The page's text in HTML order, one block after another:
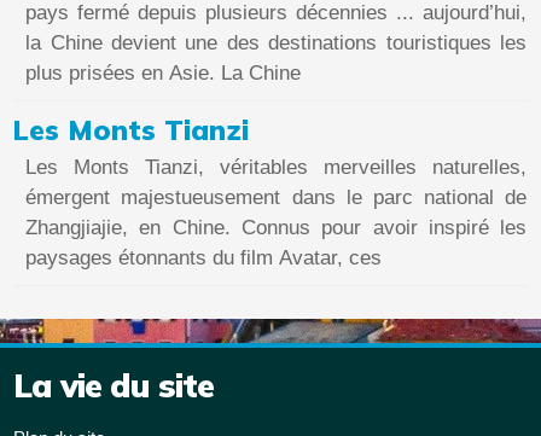
pays fermé depuis plusieurs décennies ... aujourd’hui,
la Chine devient une des destinations touristiques les
plus prisées en Asie. La Chine
Les Monts Tianzi
Les Monts Tianzi, véritables merveilles naturelles,
émergent majestueusement dans le parc national de
Zhangjiajie, en Chine. Connus pour avoir inspiré les
paysages étonnants du film Avatar, ces
La vie du site